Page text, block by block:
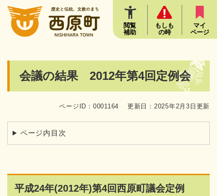
メニューを飛ばして本文へ
閲覧
補助
もしも
の時
マイ
ページ
会議の結果 2012年第4回定例会
ページID：0001164 更新日：2025年2月3日更新
ページ内目次
平成24年(2012年)第4回西原町議会定例